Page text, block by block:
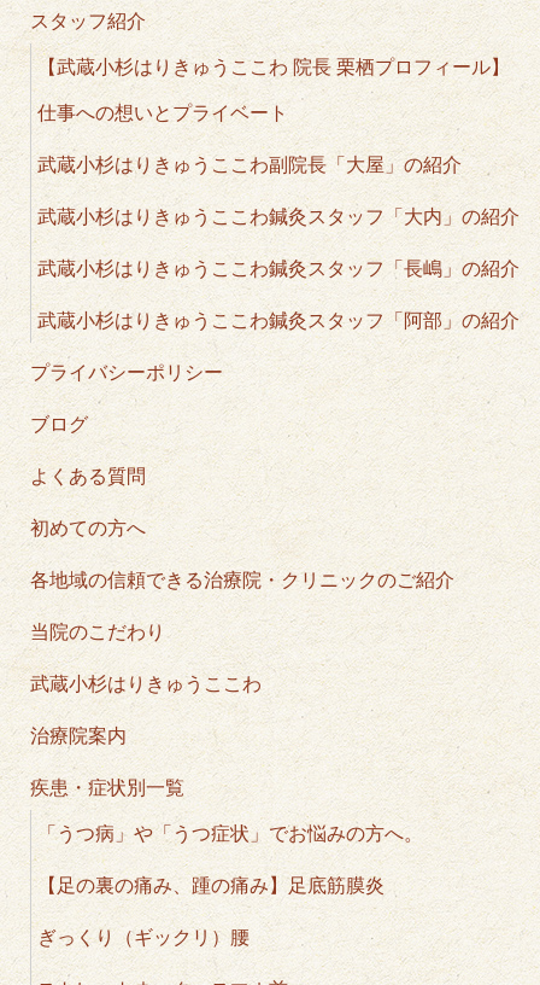
スタッフ紹介
【武蔵小杉はりきゅうここわ 院長 栗栖プロフィール】
仕事への想いとプライベート
武蔵小杉はりきゅうここわ副院長「大屋」の紹介
武蔵小杉はりきゅうここわ鍼灸スタッフ「大内」の紹介
武蔵小杉はりきゅうここわ鍼灸スタッフ「長嶋」の紹介
武蔵小杉はりきゅうここわ鍼灸スタッフ「阿部」の紹介
プライバシーポリシー
ブログ
よくある質問
初めての方へ
各地域の信頼できる治療院・クリニックのご紹介
当院のこだわり
武蔵小杉はりきゅうここわ
治療院案内
疾患・症状別一覧
「うつ病」や「うつ症状」でお悩みの方へ。
【足の裏の痛み、踵の痛み】足底筋膜炎
ぎっくり（ギックリ）腰